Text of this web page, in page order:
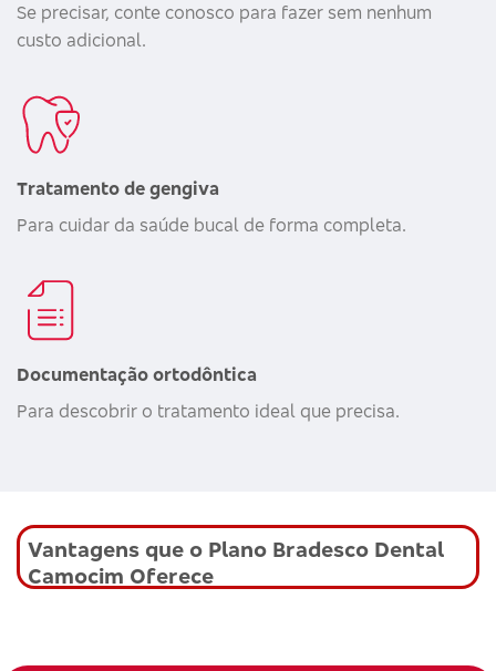
Se precisar, conte conosco para fazer sem nenhum
custo adicional.
Tratamento de gengiva
Para cuidar da saúde bucal de forma completa.
Documentação ortodôntica
Para descobrir o tratamento ideal que precisa.
Vantagens que o Plano Bradesco Dental
Camocim Oferece